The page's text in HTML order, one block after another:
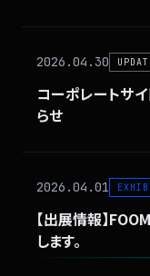
2026.04.30
コーポレートサ
らせ
2026.04.01
【出展情報】
します。